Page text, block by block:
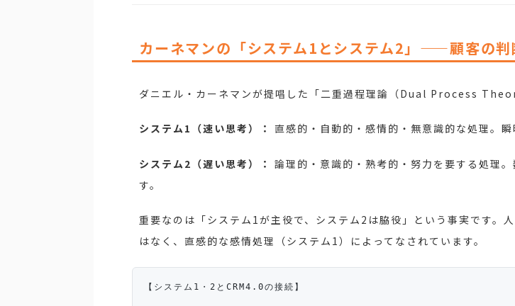
カーネマンの「システム1とシステム2」——顧客の判
ダニエル・カーネマンが提唱した「二重過程理論（Dual Process
システム1（速い思考）： 直感的・自動的・感情的・無意識的な処理。
システム2（遅い思考）： 論理的・意識的・熟考的・努力を要する処理
す。
重要なのは「システム1が主役で、システム2は脇役」という事実です。
はなく、直感的な感情処理（システム1）によってなされています。
【システム1・2とCRM4.0の接続】